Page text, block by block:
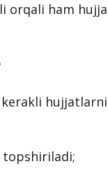
orqali ham
kerakli hujjatlarni